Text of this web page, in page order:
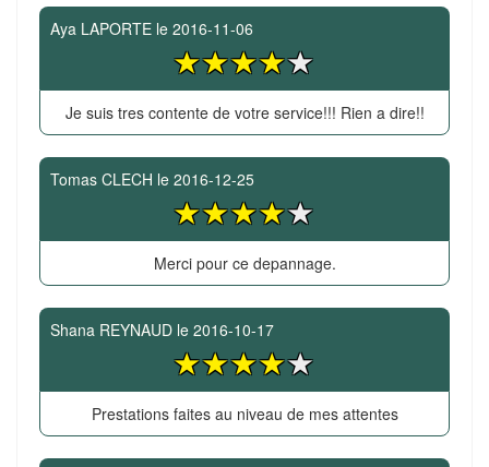
Aya LAPORTE le 2016-11-06
Je suis tres contente de votre service!!! Rien a dire!!
Tomas CLECH le 2016-12-25
Merci pour ce depannage.
Shana REYNAUD le 2016-10-17
Prestations faites au niveau de mes attentes